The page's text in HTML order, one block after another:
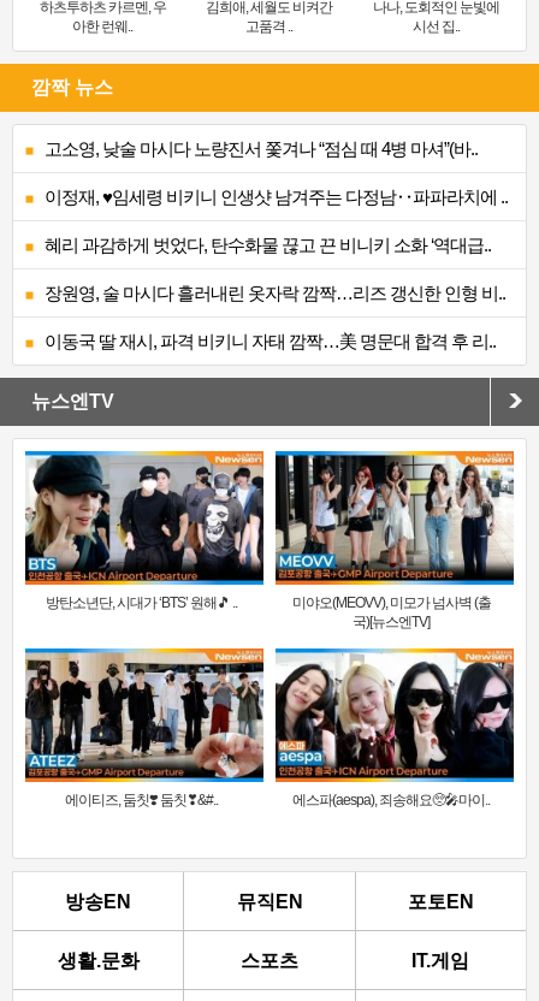
하츠투하츠 카르멘, 우
아한 런웨..
김희애, 세월도 비켜간
고품격 ..
나나, 도회적인 눈빛에
시선 집..
깜짝 뉴스
고소영, 낮술 마시다 노량진서 쫓겨나 “점심 때 4병 마셔”(바..
이정재, ♥임세령 비키니 인생샷 남겨주는 다정남‥파파라치에 ..
혜리 과감하게 벗었다, 탄수화물 끊고 끈 비니키 소화 ‘역대급..
장원영, 술 마시다 흘러내린 옷자락 깜짝…리즈 갱신한 인형 비..
이동국 딸 재시, 파격 비키니 자태 깜짝…美 명문대 합격 후 리..
뉴스엔TV
방탄소년단, 시대가 ‘BTS’ 원해🎵 ..
미야오(MEOVV), 미모가 넘사벽 (출
국)[뉴스엔TV]
에이티즈, 둠칫❣️ 둠칫❣&#.. 에스파(aespa), 죄송해요🥺🎤마이..
방송EN 뮤직EN 포토EN
생활.문화 스포츠 IT.게임